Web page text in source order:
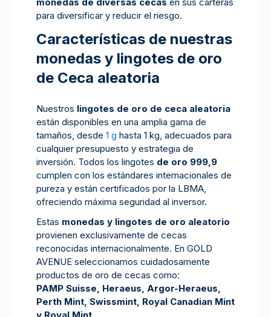
para diversificar y reducir el riesgo.
Características de nuestras
monedas y lingotes de oro
de Ceca aleatoria
Nuestros lingotes de oro de ceca aleatoria
están disponibles en una amplia gama de
tamaños, desde 1 g hasta 1 kg, adecuados para
cualquier presupuesto y estrategia de
inversión. Todos los lingotes de oro 999,9
cumplen con los estándares internacionales de
pureza y están certificados por la LBMA,
ofreciendo máxima seguridad al inversor.
Estas monedas y lingotes de oro aleatorio
provienen exclusivamente de cecas
reconocidas internacionalmente. En GOLD
AVENUE seleccionamos cuidadosamente
productos de oro de cecas como:
PAMP Suisse, Heraeus, Argor-Heraeus,
Perth Mint, Swissmint, Royal Canadian Mint